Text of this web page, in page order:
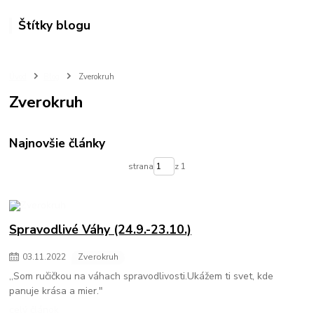
Štítky blogu
Zverokruh
Zverokruh
Najnovšie články
strana z 1
Spravodlivé Váhy (24.9.-23.10.)
03.11.2022 Zverokruh
,,Som ručičkou na váhach spravodlivosti.Ukážem ti svet, kde
panuje krása a mier."